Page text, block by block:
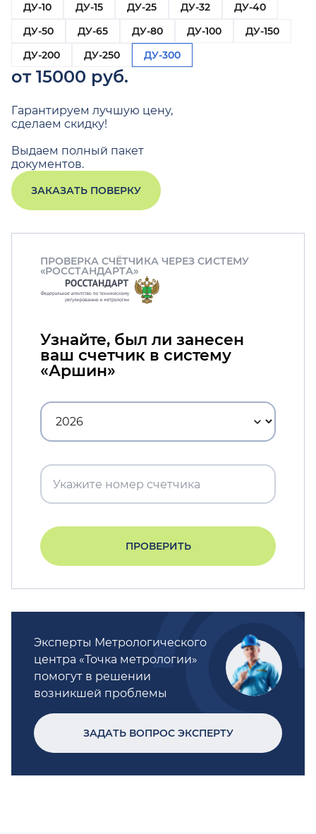
ДУ-10
ДУ-15 ДУ-25 ДУ-32
ДУ-40
ДУ-50
ДУ-65 ДУ-80 ДУ-100
ДУ-150
ДУ-200
ДУ-250 ДУ-300
от 15000 руб.
Гарантируем лучшую цену,
сделаем скидку!
Выдаем полный пакет
документов.
ЗАКАЗАТЬ ПОВЕРКУ
ПРОВЕРКА СЧЁТЧИКА ЧЕРЕЗ СИСТЕМУ
«РОССТАНДАРТА»
Узнайте, был ли занесен
ваш счетчик в систему
«Аршин»
ПРОВЕРИТЬ
Эксперты Метрологического
центра «Точка метрологии»
помогут в решении
возникшей проблемы
ЗАДАТЬ ВОПРОС ЭКСПЕРТУ